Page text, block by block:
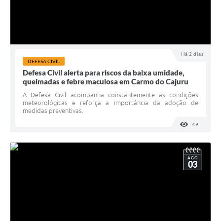
Há 2 dias
DEFESA CIVIL
Defesa Civil alerta para riscos da baixa umidade,
queimadas e febre maculosa em Carmo do Cajuru
A Defesa Civil acompanha constantemente as condições
meteorológicas e reforça a importância da adoção de
medidas preventivas.
49
AGO
03